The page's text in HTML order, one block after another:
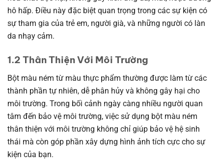
hô hấp. Điều này đặc biệt quan trọng trong các sự kiện có
sự tham gia của trẻ em, người già, và những người có làn
da nhạy cảm.
1.2 Thân Thiện Với Môi Trường
Bột màu ném từ màu thực phẩm thường được làm từ các
thành phần tự nhiên, dễ phân hủy và không gây hại cho
môi trường. Trong bối cảnh ngày càng nhiều người quan
tâm đến bảo vệ môi trường, việc sử dụng bột màu ném
thân thiện với môi trường không chỉ giúp bảo vệ hệ sinh
thái mà còn góp phần xây dựng hình ảnh tích cực cho sự
kiện của bạn.